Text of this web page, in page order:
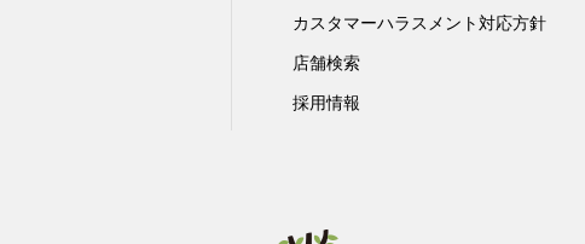
カスタマーハラスメント対応方針
店舗検索
採用情報